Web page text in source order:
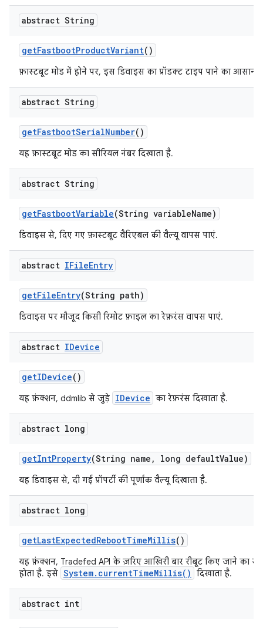
abstract String
getFastbootProductVariant()
फ़ास्टबूट मोड में होने पर, इस डिवाइस का प्रॉडक्ट टाइप पाने का आसान
abstract String
getFastbootSerialNumber()
यह फ़ास्टबूट मोड का सीरियल नंबर दिखाता है.
abstract String
getFastbootVariable(String variableName)
डिवाइस से, दिए गए फ़ास्टबूट वैरिएबल की वैल्यू वापस पाएं.
abstract IFileEntry
getFileEntry(String path)
डिवाइस पर मौजूद किसी रिमोट फ़ाइल का रेफ़रंस वापस पाएं.
abstract IDevice
getIDevice()
यह फ़ंक्शन, ddmlib से जुड़े IDevice का रेफ़रंस दिखाता है.
abstract long
getIntProperty(String name , long defaultValue)
यह डिवाइस से, दी गई प्रॉपर्टी की पूर्णांक वैल्यू दिखाता है.
abstract long
getLastExpectedRebootTimeMillis()
यह फ़ंक्शन, Tradefed API के ज़रिए आखिरी बार रीबूट किए जाने का
होता है. इसे System.currentTimeMillis() दिखाता है.
abstract int